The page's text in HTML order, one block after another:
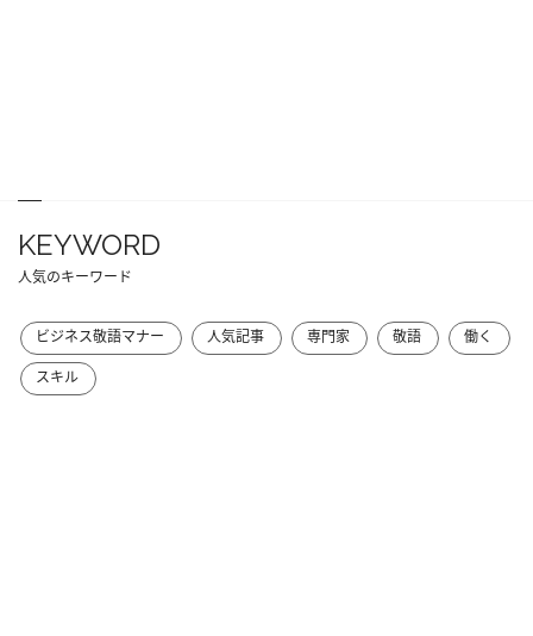
KEYWORD
人気のキーワード
ビジネス敬語マナー 人気記事 専門家 敬語
働く
スキル